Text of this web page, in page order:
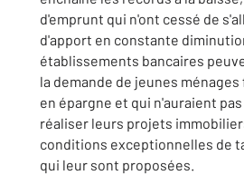
d'emprunt qui n'ont cessé de
d'apport en constante
établissements bancaires
la demande de jeunes
en épargne et qui n'auraient
réaliser leurs projets
conditions exceptionnelles de
qui leur sont proposées.